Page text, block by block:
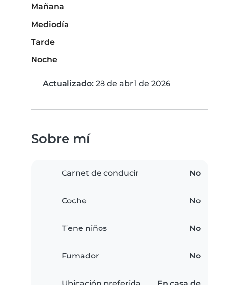
Mañana
Mediodía
Tarde
Noche
Actualizado: 28 de abril de 2026
Sobre mí
Carnet de conducir No
Coche No
Tiene niños No
Fumador No